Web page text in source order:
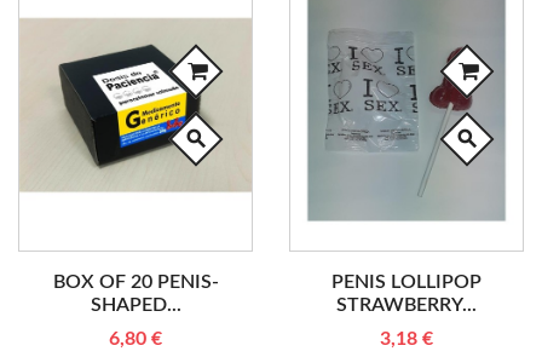
search
BOX OF 20 PENIS-
SHAPED...
6,80 €
search
PENIS LOLLIPOP
STRAWBERRY...
3,18 €